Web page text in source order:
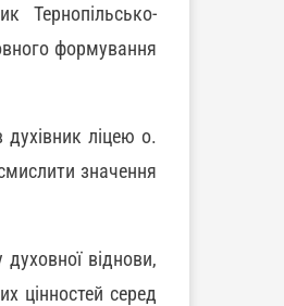
Тернопільсько-
формування
ліцею о.
значення
віднови,
цінностей серед